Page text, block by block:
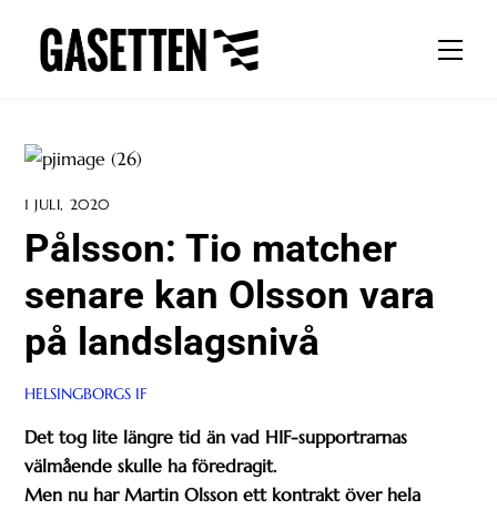
content
1 JULI, 2020
Pålsson: Tio matcher
senare kan Olsson vara
på landslagsnivå
HELSINGBORGS IF
Det tog lite längre tid än vad HIF-supportrarnas
välmående skulle ha föredragit.
Men nu har Martin Olsson ett kontrakt över hela